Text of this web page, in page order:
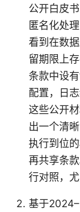
公开白皮
匿名化处
看到在数
留期限上
条款中设
配置，日
这些公开
出一个清
执行到位
再共享条
行对照，
基于